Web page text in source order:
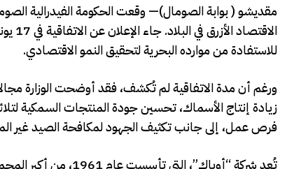
مقديشو ( بوابة الصومال)— وقعت الحكومة الفيدرالية
للاستفادة من موارده البحرية لتحقيق النمو الاقتصادي.
ورغم أن مدة الاتفاقية لم تُكشف، فقد أوضحت الوزارة
زيادة إنتاج الأسماك، تحسين جودة المنتجات السمكية
فرص عمل، إلى جانب تكثيف الجهود لمكافحة الصيد غير